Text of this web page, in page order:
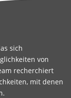
sich
von
recherchiert
mit denen